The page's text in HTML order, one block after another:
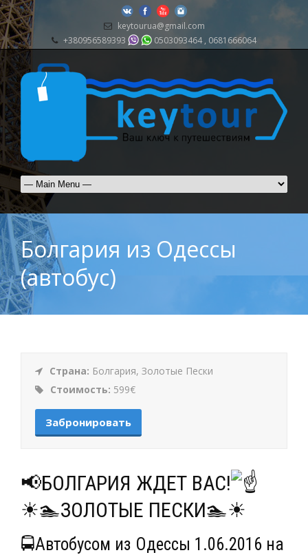
keytourua@gmail.com
+380956589393
0503093464 , 0681666064
Болгария из Одессы
(автобус)
Страна: Болгария, Золотые Пески
Стоимость: 599€
Забронировать
📢БОЛГАРИЯ ЖДЕТ ВАС!
☀🏊ЗОЛОТЫЕ ПЕСКИ🏊☀
🚍Автобусом из Одессы 1.06.2016 на